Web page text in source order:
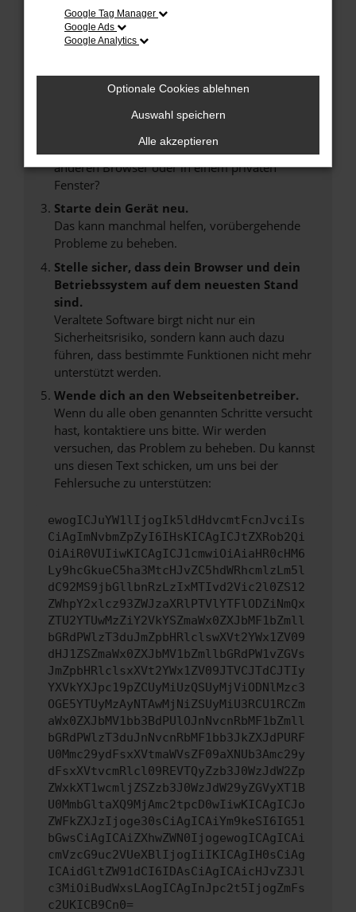
Überprüfe deine Firewall und deine
Internetverbindung.
Suchmaschine?
Prüfe deine Browsererweiterungen.
Manche Erweiterungen, wie Werbeblocker,
verhindern. Funktioniert die Seite in einem
anderen Browser oder in einem privaten
Fenster?
Starte dein Gerät neu.
Das kann manchmal helfen, vorübergehende
Probleme zu beheben.
Stelle sicher, dass dein Browser und dein
Betriebssystem auf dem neuesten Stand
sind.
Veraltete Software birgt nicht nur ein
Sicherheitsrisiko, sondern kann auch dazu
führen, dass bestimmte Funktionen nicht mehr
unterstützt werden.
Wende dich an den Webseitenbetreiber.
Wenn du alle oben genannten Schritte versucht
hast, kontaktiere uns bitte. Wir werden
versuchen, das Problem zu beheben. Du kannst
uns diesen Text schicken, um uns bei der
Fehlersuche zu unterstützen:
ewogICJuYW1lIjogIk5ldHdvcmtFcnJvciIs
CiAgImNvbmZpZyI6IHsKICAgICJtZXRob2Qi
OiAiR0VUIiwKICAgICJ1cmwiOiAiaHR0cHM6
Ly9hcGkueC5ha3MtcHJvZC5hdWRhcmlzLm5l
dC92MS9jbGllbnRzLzIxMTIvd2Vic2l0ZS12
ZWhpY2xlcz93ZWJzaXRlPTVlYTFlODZiNmQx
ZTU2YTUwMzZiY2VkYSZmaWx0ZXJbMF1bZmll
bGRdPWlzT3duJmZpbHRlclswXVt2YWx1ZV09
dHJ1ZSZmaWx0ZXJbMV1bZmllbGRdPW1vZGVs
JmZpbHRlclsxXVt2YWx1ZV09JTVCJTdCJTIy
YXVkYXJpc19pZCUyMiUzQSUyMjViODNlMzc3
OGE5YTUyMzAyNTAwMjNiZSUyMiU3RCU1RCZm
aWx0ZXJbMV1bb3BdPUlOJnNvcnRbMF1bZmll
bGRdPWlzT3duJnNvcnRbMF1bb3JkZXJdPURF
U0Mmc29ydFsxXVtmaWVsZF09aXNUb3Amc29y
dFsxXVtvcmRlcl09REVTQyZzb3J0WzJdW2Zp
ZWxkXT1wcmljZSZzb3J0WzJdW29yZGVyXT1B
U0MmbGltaXQ9MjAmc2tpcD0wIiwKICAgICJo
ZWFkZXJzIjoge30sCiAgICAiYm9keSI6IG51
bGwsCiAgICAiZXhwZWN0IjogewogICAgICAi
cmVzcG9uc2VUeXBlIjogIiIKICAgIH0sCiAg
ICAidGltZW91dCI6IDAsCiAgICAicHJvZ3Jl
c3MiOiBudWxsLAogICAgInJpc2t5IjogZmFs
c2UKICB9Cn0=
Google Tag Manager
Google Ads
Google Analytics
Optionale Cookies ablehnen
Auswahl speichern
Alle akzeptieren